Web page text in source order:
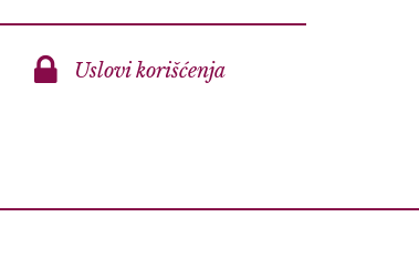
Uslovi korišćenja